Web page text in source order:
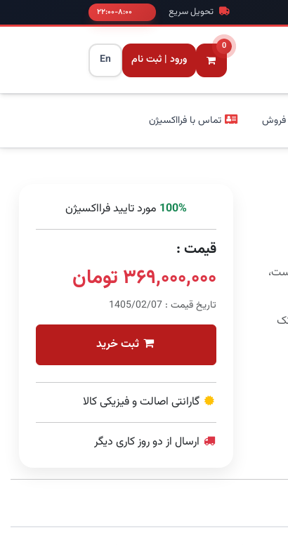
تحویل سریع
0
ورود | ثبت نام En
فروش تماس با فرااکسیژن
100% مورد تایید فرااکسیژن
قیمت :
۳۶۹,۰۰۰,۰۰۰ تومان
تاریخ قیمت : 1405/02/07
ثبت خرید
گارانتی اصالت و فیزیکی کالا
ارسال از دو روز کاری دیگر